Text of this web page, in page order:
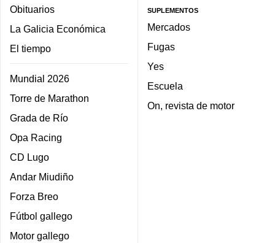
Obituarios
La Galicia Económica
El tiempo
Mundial 2026
Torre de Marathon
Grada de Río
Opa Racing
CD Lugo
Andar Miudiño
Forza Breo
Fútbol gallego
Motor gallego
SUPLEMENTOS
Mercados
Fugas
Yes
Escuela
On, revista de motor